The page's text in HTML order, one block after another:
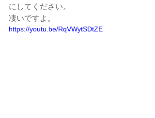
にしてください。
凄いですよ。
https://youtu.be/RqVWytSDtZE